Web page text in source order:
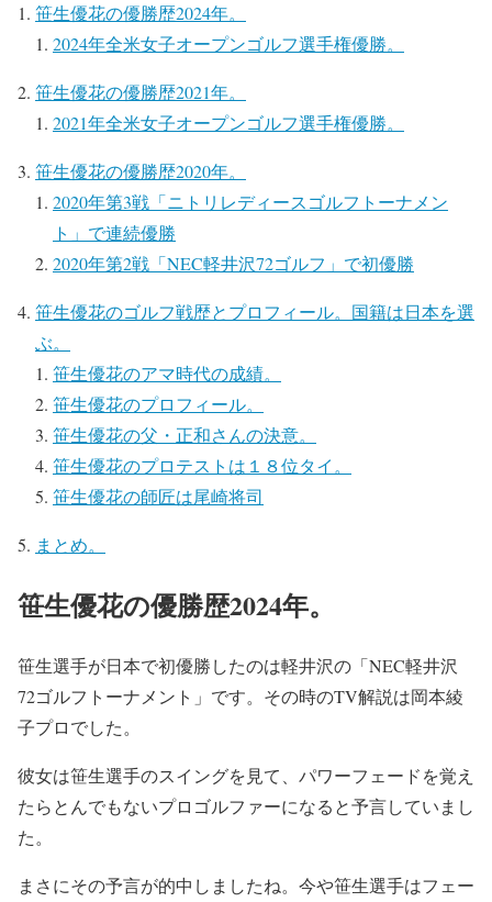
笹生優花の優勝歴2024年。
2024年全米女子オープンゴルフ選手権優勝。
笹生優花の優勝歴2021年。
2021年全米女子オープンゴルフ選手権優勝。
笹生優花の優勝歴2020年。
2020年第3戦「ニトリレディースゴルフトーナメン
ト」で連続優勝
2020年第2戦「NEC軽井沢72ゴルフ」で初優勝
笹生優花のゴルフ戦歴とプロフィール。国籍は日本を選
ぶ。
笹生優花のアマ時代の成績。
笹生優花のプロフィール。
笹生優花の父・正和さんの決意。
笹生優花のプロテストは１８位タイ。
笹生優花の師匠は尾崎将司
まとめ。
笹生優花の優勝歴2024年。
笹生選手が日本で初優勝したのは軽井沢の「NEC軽井沢
72ゴルフトーナメント」です。その時のTV解説は岡本綾
子プロでした。
彼女は笹生選手のスイングを見て、パワーフェードを覚え
たらとんでもないプロゴルファーになると予言していまし
た。
まさにその予言が的中しましたね。今や笹生選手はフェー